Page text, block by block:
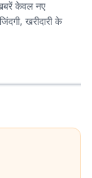
केवल नए
खरीदारी के